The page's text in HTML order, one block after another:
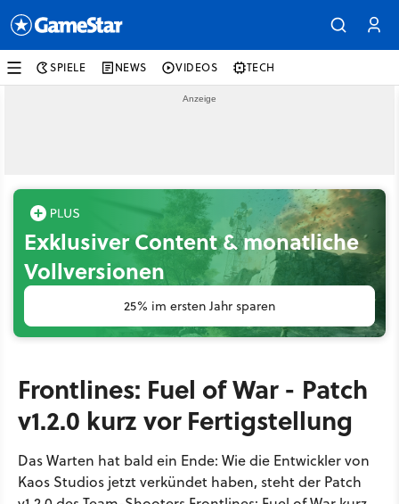
SPIELE NEWS VIDEOS TECH
Exklusiver Content & monatliche
Vollversionen
25% im ersten Jahr sparen
Frontlines: Fuel of War - Patch
v1.2.0 kurz vor Fertigstellung
Das Warten hat bald ein Ende: Wie die Entwickler von
Kaos Studios jetzt verkündet haben, steht der Patch